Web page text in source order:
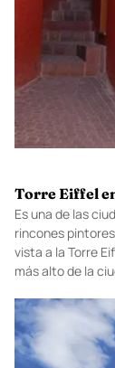
Torre Eiffel
Es una de las
rincones
vista a la Torre
más alto de la